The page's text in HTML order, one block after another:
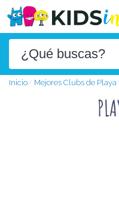
Inicio Mejores Clubs de